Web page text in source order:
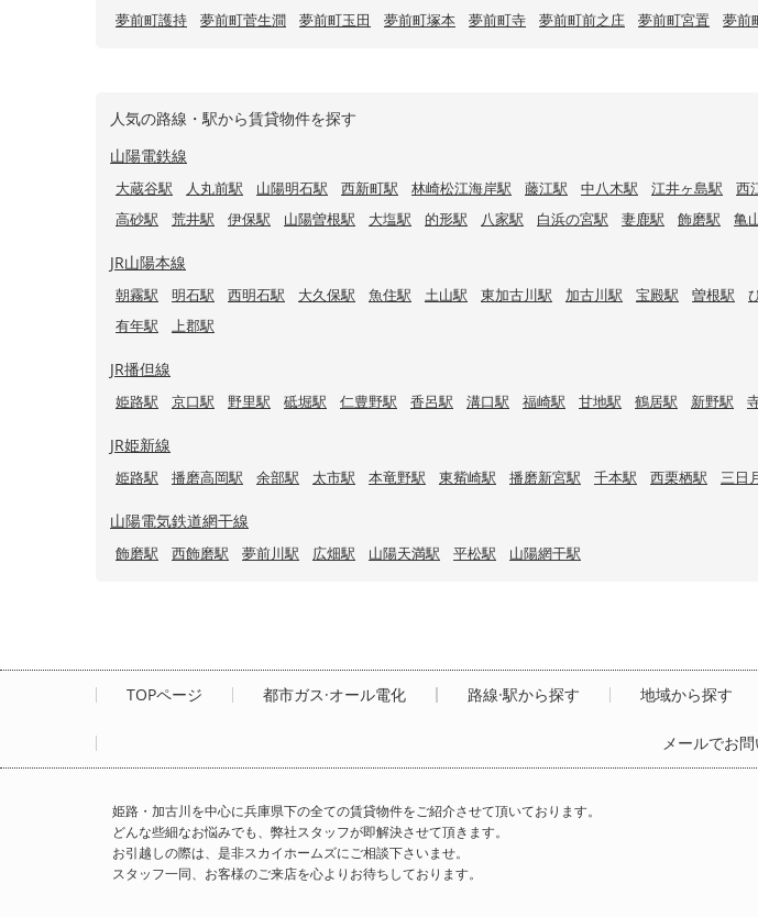
夢前町護持
夢前町菅生澗 夢前町玉田 夢前町塚本 夢前町寺 夢前町前之庄 夢前町宮置 夢前
人気の路線・駅から賃貸物件を探す
山陽電鉄線
大蔵谷駅 人丸前駅 山陽明石駅 西新町駅 林崎松江海岸駅 藤江駅 中八木駅 江井ヶ島駅 西
高砂駅
荒井駅 伊保駅 山陽曽根駅 大塩駅 的形駅 八家駅 白浜の宮駅 妻鹿駅 飾磨駅 亀
JR山陽本線
朝霧駅 明石駅 西明石駅 大久保駅 魚住駅 土山駅 東加古川駅 加古川駅 宝殿駅 曽根駅
有年駅
上郡駅
JR播但線
姫路駅 京口駅 野里駅 砥堀駅 仁豊野駅 香呂駅 溝口駅 福崎駅 甘地駅 鶴居駅 新野駅
JR姫新線
姫路駅 播磨高岡駅 余部駅 太市駅 本竜野駅 東觜崎駅 播磨新宮駅 千本駅 西栗栖駅 三日
山陽電気鉄道網干線
飾磨駅 西飾磨駅 夢前川駅 広畑駅 山陽天満駅 平松駅 山陽網干駅
TOPページ 都市ガス·オール電化 路線·駅から探す 地域から探す
メールでお
姫路・加古川を中心に兵庫県下の全ての賃貸物件をご紹介させて頂いております。
どんな些細なお悩みでも、弊社スタッフが即解決させて頂きます。
お引越しの際は、是非スカイホームズにご相談下さいませ。
スタッフ一同、お客様のご来店を心よりお待ちしております。